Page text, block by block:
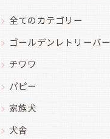
全てのカテゴリー
ゴールデンレトリーバー
チワワ
パピー
家族犬
犬舎